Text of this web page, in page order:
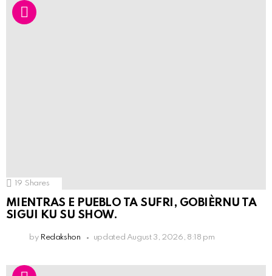
19 Shares
MIENTRAS E PUEBLO TA SUFRI, GOBIÈRNU TA
SIGUI KU SU SHOW.
by Redakshon updated August 3, 2026, 8:18 pm